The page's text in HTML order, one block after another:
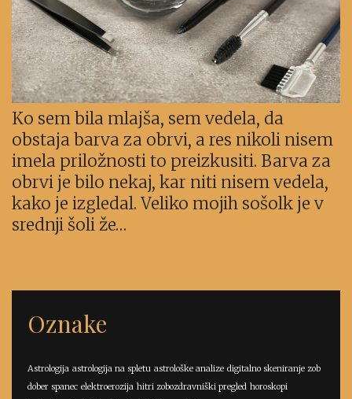
Ko sem bila mlajša, sem vedela, da
obstaja barva za obrvi, a res nikoli nisem
imela priložnosti to preizkusiti. Barva za
obrvi je bilo nekaj, kar niti nisem vedela,
kako je izgledal. Veliko mojih sošolk je v
srednji šoli že…
Oznake
Astrologija astrologija na spletu astrološke analize digitalno skeniranje zob
dober spanec elektroerozija hitri zobozdravniški pregled horoskopi